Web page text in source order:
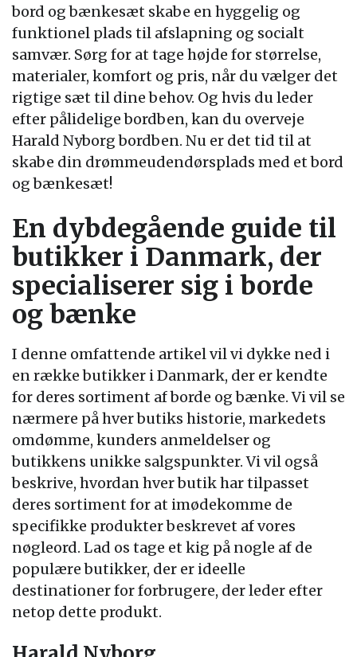
bord og bænkesæt skabe en hyggelig og
funktionel plads til afslapning og socialt
samvær. Sørg for at tage højde for størrelse,
materialer, komfort og pris, når du vælger det
rigtige sæt til dine behov. Og hvis du leder
efter pålidelige bordben, kan du overveje
Harald Nyborg bordben. Nu er det tid til at
skabe din drømmeudendørsplads med et bord
og bænkesæt!
En dybdegående guide til
butikker i Danmark, der
specialiserer sig i borde
og bænke
I denne omfattende artikel vil vi dykke ned i
en række butikker i Danmark, der er kendte
for deres sortiment af borde og bænke. Vi vil se
nærmere på hver butiks historie, markedets
omdømme, kunders anmeldelser og
butikkens unikke salgspunkter. Vi vil også
beskrive, hvordan hver butik har tilpasset
deres sortiment for at imødekomme de
specifikke produkter beskrevet af vores
nøgleord. Lad os tage et kig på nogle af de
populære butikker, der er ideelle
destinationer for forbrugere, der leder efter
netop dette produkt.